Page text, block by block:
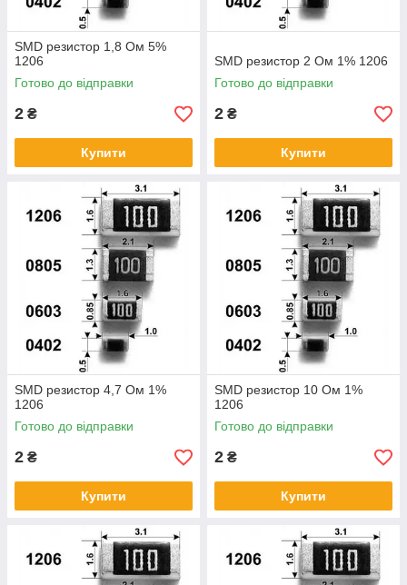
SMD резистор 1,8 Ом 5%
1206
Готово до відправки
2 ₴
Купити
SMD резистор 2 Ом 1% 1206
Готово до відправки
2 ₴
Купити
SMD резистор 4,7 Ом 1%
1206
Готово до відправки
2 ₴
Купити
SMD резистор 10 Ом 1%
1206
Готово до відправки
2 ₴
Купити